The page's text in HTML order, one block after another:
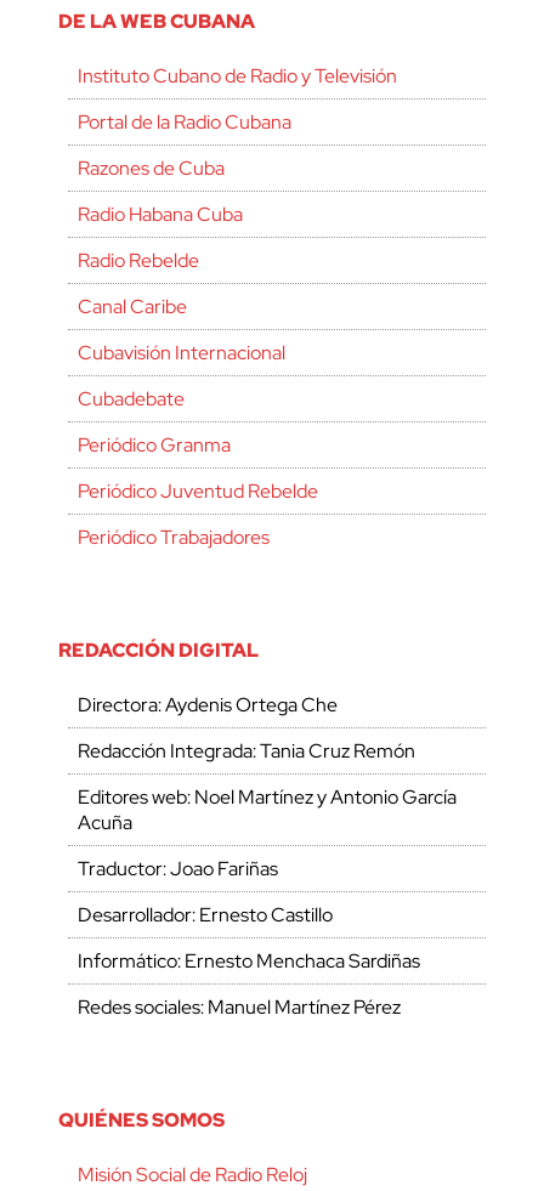
DE LA WEB CUBANA
Instituto Cubano de Radio y Televisión
Portal de la Radio Cubana
Razones de Cuba
Radio Habana Cuba
Radio Rebelde
Canal Caribe
Cubavisión Internacional
Cubadebate
Periódico Granma
Periódico Juventud Rebelde
Periódico Trabajadores
REDACCIÓN DIGITAL
Directora: Aydenis Ortega Che
Redacción Integrada: Tania Cruz Remón
Editores web: Noel Martínez y Antonio García
Acuña
Traductor: Joao Fariñas
Desarrollador: Ernesto Castillo
Informático: Ernesto Menchaca Sardiñas
Redes sociales: Manuel Martínez Pérez
QUIÉNES SOMOS
Misión Social de Radio Reloj